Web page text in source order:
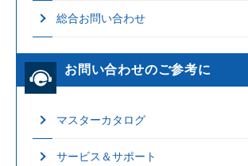
総合お問い合わせ
お問い合わせのご参考に
マスターカタログ
サービス＆サポート